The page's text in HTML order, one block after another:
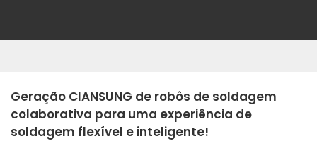
Geração CIANSUNG de robôs de soldagem
colaborativa para uma experiência de
soldagem flexível e inteligente!